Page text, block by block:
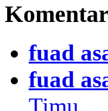
fuad
fuad
Timu...